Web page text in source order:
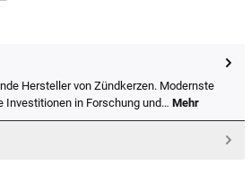
Hersteller von Zündkerzen. Modernste
Investitionen in Forschung und… Mehr